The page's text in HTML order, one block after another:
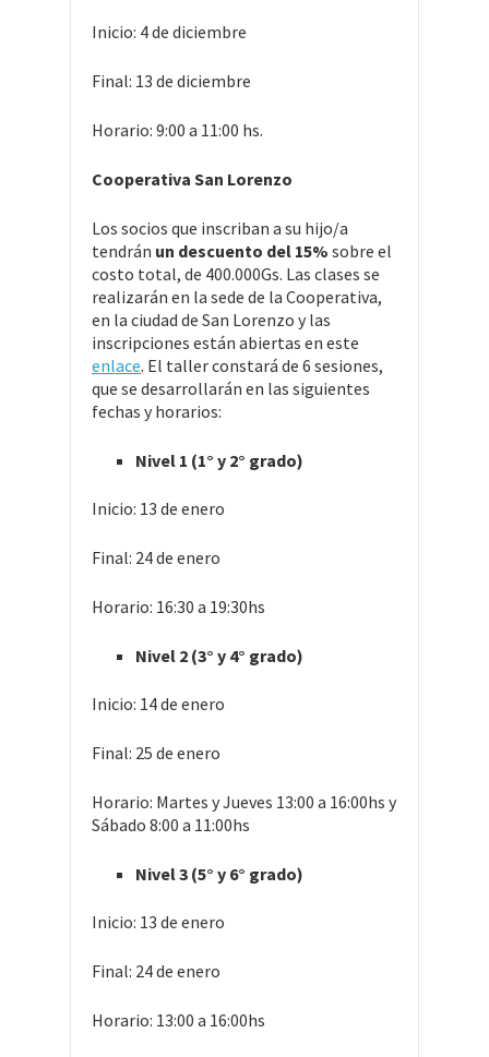
Inicio: 4 de diciembre
Final: 13 de diciembre
Horario: 9:00 a 11:00 hs.
Cooperativa San Lorenzo
Los socios que inscriban a su hijo/a
tendrán un descuento del 15% sobre el
costo total, de 400.000Gs. Las clases se
realizarán en la sede de la Cooperativa,
en la ciudad de San Lorenzo y las
inscripciones están abiertas en este
enlace. El taller constará de 6 sesiones,
que se desarrollarán en las siguientes
fechas y horarios:
Nivel 1 (1° y 2° grado)
Inicio: 13 de enero
Final: 24 de enero
Horario: 16:30 a 19:30hs
Nivel 2 (3° y 4° grado)
Inicio: 14 de enero
Final: 25 de enero
Horario: Martes y Jueves 13:00 a 16:00hs y
Sábado 8:00 a 11:00hs
Nivel 3 (5° y 6° grado)
Inicio: 13 de enero
Final: 24 de enero
Horario: 13:00 a 16:00hs